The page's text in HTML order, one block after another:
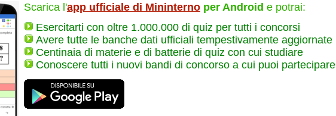
Scarica l'app ufficiale di Mininterno per Android e potrai:
Esercitarti con oltre 1.000.000 di quiz per tutti i concorsi
Avere tutte le banche dati ufficiali tempestivamente aggiornate
Centinaia di materie e di batterie di quiz con cui studiare
Conoscere tutti i nuovi bandi di concorso a cui puoi partecipare